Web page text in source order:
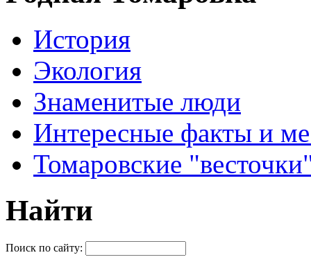
История
Экология
Знаменитые люди
Интересные факты и
Томаровские
Найти
Поиск по сайту: